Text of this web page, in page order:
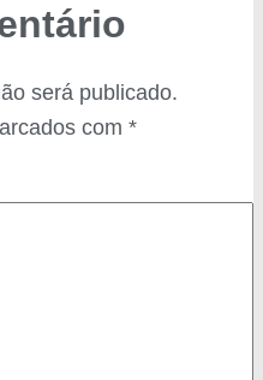
será publicado.
com *